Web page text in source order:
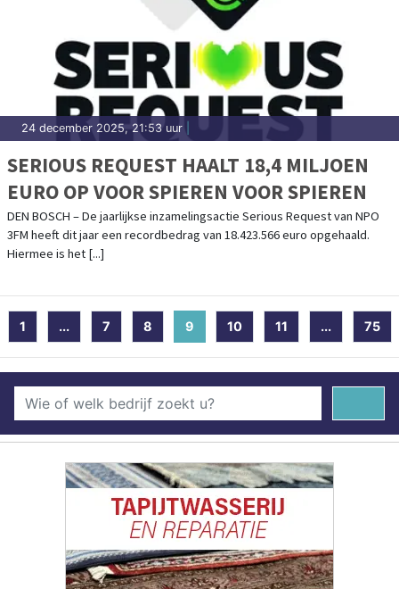
24 december 2025, 21:53 uur
SERIOUS REQUEST HAALT 18,4 MILJOEN
EURO OP VOOR SPIEREN VOOR SPIEREN
DEN BOSCH – De jaarlijkse inzamelingsactie Serious Request van NPO
3FM heeft dit jaar een recordbedrag van 18.423.566 euro opgehaald.
Hiermee is het [...]
1 ... 7 8 9 (current)
10 11 ... 75